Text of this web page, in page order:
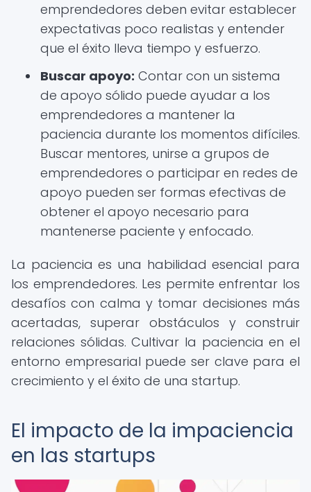
emprendedores deben evitar establecer
expectativas poco realistas y entender
que el éxito lleva tiempo y esfuerzo.
Buscar apoyo: Contar con un sistema
de apoyo sólido puede ayudar a los
emprendedores a mantener la
paciencia durante los momentos difíciles.
Buscar mentores, unirse a grupos de
emprendedores o participar en redes de
apoyo pueden ser formas efectivas de
obtener el apoyo necesario para
mantenerse paciente y enfocado.
La paciencia es una habilidad esencial para
los emprendedores. Les permite enfrentar los
desafíos con calma y tomar decisiones más
acertadas, superar obstáculos y construir
relaciones sólidas. Cultivar la paciencia en el
entorno empresarial puede ser clave para el
crecimiento y el éxito de una startup.
El impacto de la impaciencia
en las startups